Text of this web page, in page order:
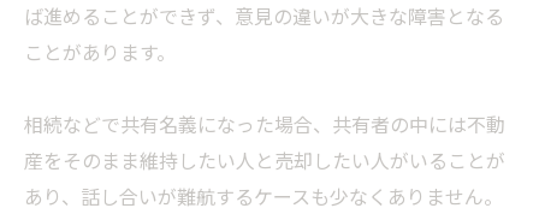
ば進めることができず、意見の違いが大きな障害となる
ことがあります。
相続などで共有名義になった場合、共有者の中には不動
産をそのまま維持したい人と売却したい人がいることが
あり、話し合いが難航するケースも少なくありません。